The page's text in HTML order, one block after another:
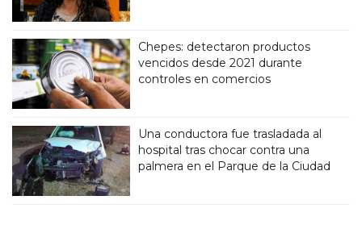
Chepes: detectaron productos
vencidos desde 2021 durante
controles en comercios
Una conductora fue trasladada al
hospital tras chocar contra una
palmera en el Parque de la Ciudad